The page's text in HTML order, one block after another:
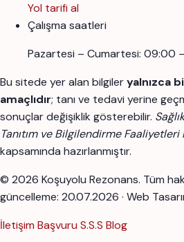
Yol tarifi al
Çalışma saatleri
Pazartesi – Cumartesi: 09:00
Bu sitede yer alan bilgileryalnızca
amaçlıdır; tanı ve tedavi yerine
sonuçlar değişiklik gösterebilir.
Tanıtım ve Bilgilendirme Faaliyetleri
kapsamında hazırlanmıştır.
© 2026 Koşuyolu Rezonans. Tüm
güncelleme: 20.07.2026 · Web
İletişim Başvuru S.S.S Blog